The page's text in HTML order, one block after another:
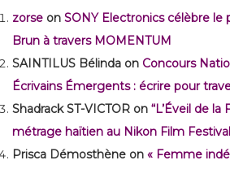
zorse on SONY Electronics célèbre le
Brun à travers MOMENTUM
SAINTILUS Bélinda on Concours
Écrivains Émergents : écrire pour
Shadrack ST-VICTOR on “L’Éveil de
métrage haïtien au Nikon Film Festival
Prisca Démosthène on « Femme